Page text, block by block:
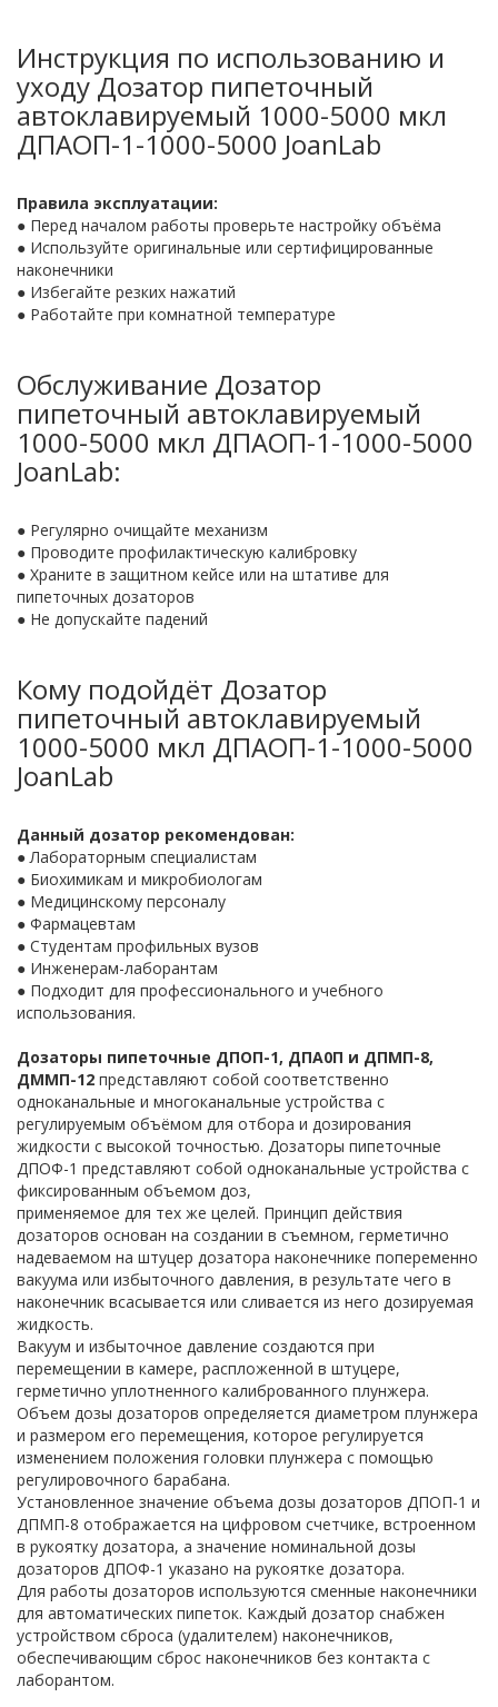
Инструкция по использованию и
уходу Дозатор пипеточный
автоклавируемый 1000-5000 мкл
ДПАОП-1-1000-5000 JoanLab
Правила эксплуатации:
● Перед началом работы проверьте настройку объёма
● Используйте оригинальные или сертифицированные
наконечники
● Избегайте резких нажатий
● Работайте при комнатной температуре
Обслуживание Дозатор
пипеточный автоклавируемый
1000-5000 мкл ДПАОП-1-1000-5000
JoanLab:
● Регулярно очищайте механизм
● Проводите профилактическую калибровку
● Храните в защитном кейсе или на штативе для
пипеточных дозаторов
● Не допускайте падений
Кому подойдёт Дозатор
пипеточный автоклавируемый
1000-5000 мкл ДПАОП-1-1000-5000
JoanLab
Данный дозатор рекомендован:
● Лабораторным специалистам
● Биохимикам и микробиологам
● Медицинскому персоналу
● Фармацевтам
● Студентам профильных вузов
● Инженерам-лаборантам
● Подходит для профессионального и учебного
использования.
Дозаторы пипеточные ДПОП-1, ДПА0П и ДПМП-8,
ДММП-12 представляют собой соответственно
одноканальные и многоканальные устройства с
регулируемым объёмом для отбора и дозирования
жидкости с высокой точностью. Дозаторы пипеточные
ДПОФ-1 представляют собой одноканальные устройства с
фиксированным объемом доз,
применяемое для тех же целей. Принцип действия
дозаторов основан на создании в съемном, герметично
надеваемом на штуцер дозатора наконечнике попеременно
вакуума или избыточного давления, в результате чего в
наконечник всасывается или сливается из него дозируемая
жидкость.
Вакуум и избыточное давление создаются при
перемещении в камере, распложенной в штуцере,
герметично уплотненного калиброванного плунжера.
Объем дозы дозаторов определяется диаметром плунжера
и размером его перемещения, которое регулируется
изменением положения головки плунжера с помощью
регулировочного барабана.
Установленное значение объема дозы дозаторов ДПОП-1 и
ДПМП-8 отображается на цифровом счетчике, встроенном
в рукоятку дозатора, а значение номинальной дозы
дозаторов ДПОФ-1 указано на рукоятке дозатора.
Для работы дозаторов используются сменные наконечники
для автоматических пипеток. Каждый дозатор снабжен
устройством сброса (удалителем) наконечников,
обеспечивающим сброс наконечников без контакта с
лаборантом.